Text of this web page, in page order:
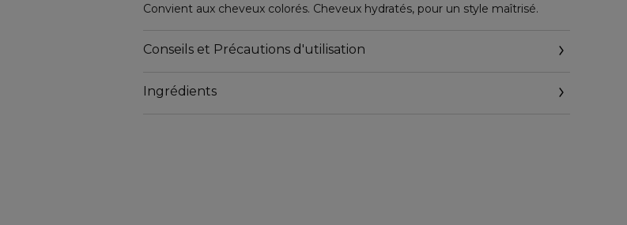
Convient aux cheveux colorés. Cheveux hydratés, pour un style maîtrisé.
Conseils et Précautions d'utilisation
Ingrédients